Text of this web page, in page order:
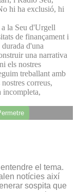
hi ha exclusió, hi
la Seu d'Urgell
de finançament i
d'una
una narrativa
els nostres
treballant amb
correus,
incompleta,
el tema.
notícies així
sospita que